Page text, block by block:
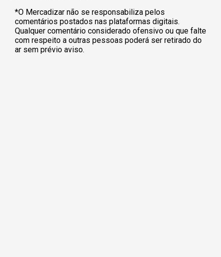
*O Mercadizar não se responsabiliza pelos
comentários postados nas plataformas digitais.
Qualquer comentário considerado ofensivo ou que falte
com respeito a outras pessoas poderá ser retirado do
ar sem prévio aviso.